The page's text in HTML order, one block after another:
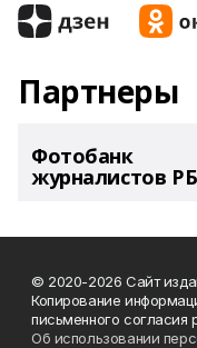
Партнеры
Фотобанк
журналистов РБ
© 2020-2026 Сайт
Копирование
письменного согласия
Об использовании